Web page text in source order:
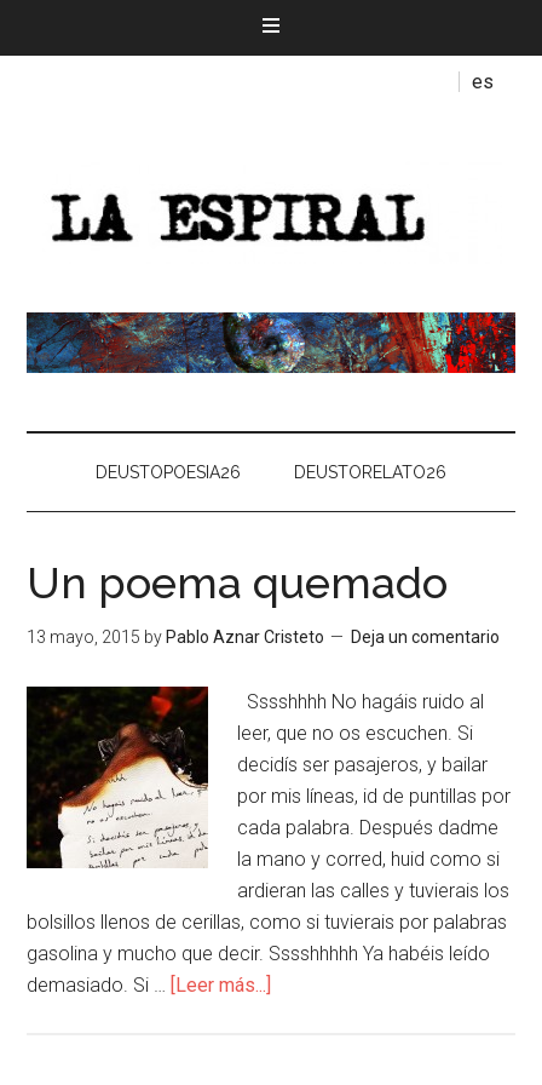
es
DEUSTOPOESIA26 DEUSTORELATO26
Un poema quemado
13 mayo, 2015 by Pablo Aznar Cristeto Deja un comentario
Sssshhhh No hagáis ruido al
leer, que no os escuchen. Si
decidís ser pasajeros, y bailar
por mis líneas, id de puntillas por
cada palabra. Después dadme
la mano y corred, huid como si
ardieran las calles y tuvierais los
bolsillos llenos de cerillas, como si tuvierais por palabras
gasolina y mucho que decir. Sssshhhhh Ya habéis leído
demasiado. Si … [Leer más...]